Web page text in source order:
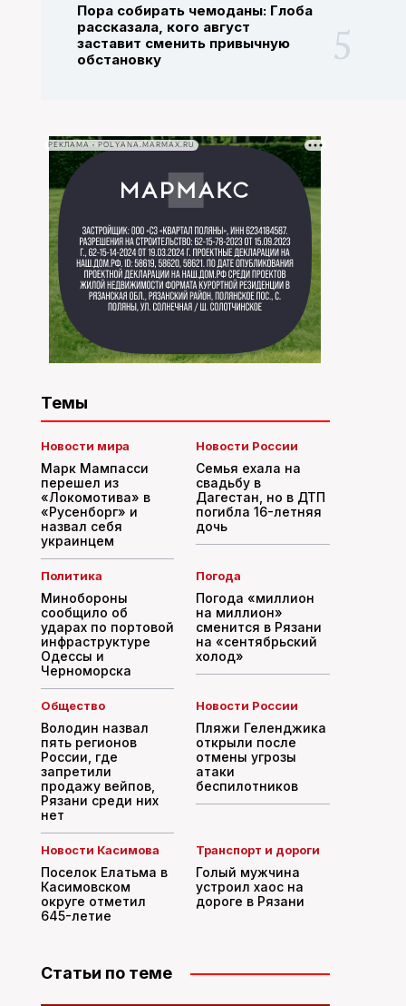
Пора собирать чемоданы: Глоба
рассказала, кого август
заставит сменить привычную
обстановку
РЕКЛАМА • POLYANA.MARMAX.RU
Темы
Новости мира
Марк Мампасси
перешел из
«Локомотива» в
«Русенборг» и
назвал себя
украинцем
Новости России
Семья ехала на
свадьбу в
Дагестан, но в ДТП
погибла 16-летняя
дочь
Политика
Минобороны
сообщило об
ударах по портовой
инфраструктуре
Одессы и
Черноморска
Погода
Погода «миллион
на миллион»
сменится в Рязани
на «сентябрьский
холод»
Общество
Володин назвал
пять регионов
России, где
запретили
продажу вейпов,
Рязани среди них
нет
Новости России
Пляжи Геленджика
открыли после
отмены угрозы
атаки
беспилотников
Новости Касимова
Поселок Елатьма в
Касимовском
округе отметил
645-летие
Транспорт и дороги
Голый мужчина
устроил хаос на
дороге в Рязани
Статьи по теме